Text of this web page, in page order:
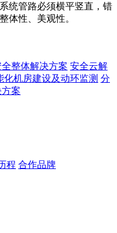
统管路必须横平竖直，错
体性、美观性。
整体解决方案 安全云解
化机房建设及动环监测 分
案
程 合作品牌